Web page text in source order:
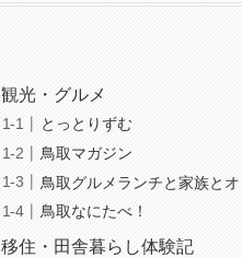
観光・グルメ
とっとりずむ
鳥取マガジン
鳥取グルメランチと家族とオ
鳥取なにたべ！
移住・田舎暮らし体験記